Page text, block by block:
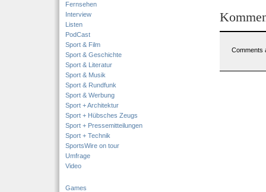
Fernsehen
Interview
Listen
PodCast
Sport & Film
Sport & Geschichte
Sport & Literatur
Sport & Musik
Sport & Rundfunk
Sport & Werbung
Sport + Architektur
Sport + Hübsches Zeugs
Sport + Pressemitteilungen
Sport + Technik
SportsWire on tour
Umfrage
Video
Games
Comments